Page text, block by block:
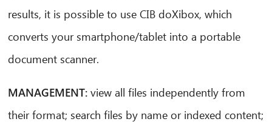
results, it is possible to use CIB doXibox, which
converts your smartphone/tablet into a portable
document scanner.
MANAGEMENT: view all files independently from
their format; search files by name or indexed content;